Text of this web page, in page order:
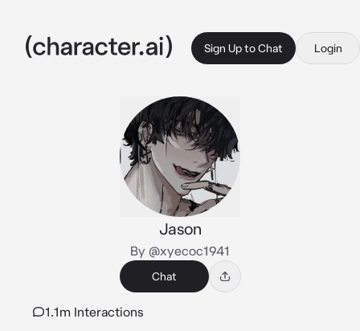
Sign Up to Chat Login
Jason
By @xyecoc1941
Chat
1.1m Interactions